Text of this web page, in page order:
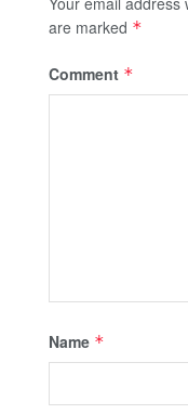
are marked *
Comment *
Name *